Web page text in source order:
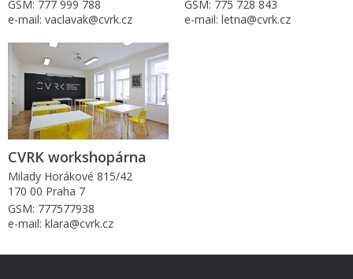
GSM: 777 999 788
e-mail: vaclavak@cvrk.cz
GSM: 775 728 843
e-mail: letna@cvrk.cz
CVRK workshopárna
Milady Horákové 815/42
170 00 Praha 7
GSM: 777577938
e-mail: klara@cvrk.cz